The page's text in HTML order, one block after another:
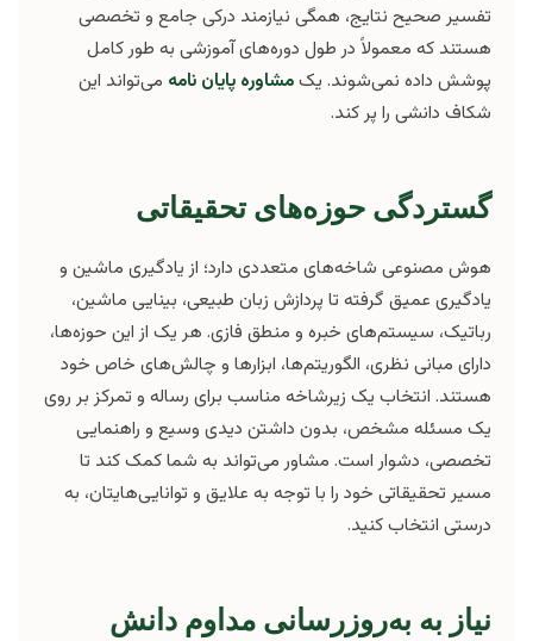
تفسیر صحیح نتایج، همگی نیازمند درکی جامع و تخصصی
هستند که معمولاً در طول دوره‌های آموزشی به طور کامل
پوشش داده نمی‌شوند. یکمشاوره پایان نامه می‌تواند این
شکاف دانشی را پر کند.
گستردگی حوزه‌های تحقیقاتی
هوش مصنوعی شاخه‌های متعددی دارد؛ از یادگیری ماشین و
یادگیری عمیق گرفته تا پردازش زبان طبیعی، بینایی ماشین،
رباتیک، سیستم‌های خبره و منطق فازی. هر یک از این حوزه‌ها،
دارای مبانی نظری، الگوریتم‌ها، ابزارها و چالش‌های خاص خود
هستند. انتخاب یک زیرشاخه مناسب برای رساله و تمرکز بر روی
یک مسئله مشخص، بدون داشتن دیدی وسیع و راهنمایی
تخصصی، دشوار است. مشاور می‌تواند به شما کمک کند تا
مسیر تحقیقاتی خود را با توجه به علایق و توانایی‌هایتان، به
درستی انتخاب کنید.
نیاز به به‌روزرسانی مداوم دانش